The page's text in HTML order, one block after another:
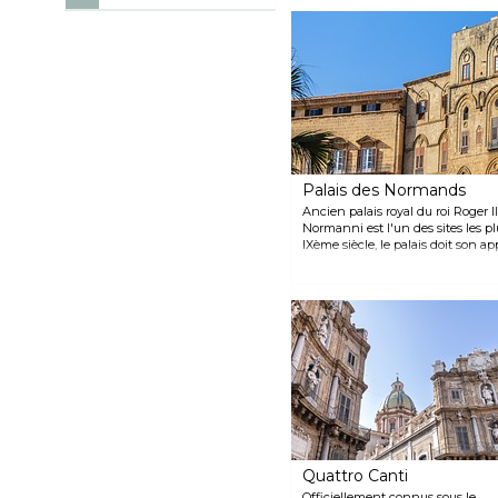
Palais des Normands
Ancien palais royal du roi Roger
Normanni est l'un des sites les
IXème siècle, le palais doit son
apportés par les Normands :
l'union politique et culturelle
côté de la magnifique chapelle
Quattro Canti